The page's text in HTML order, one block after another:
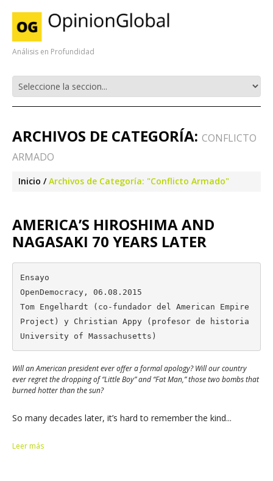
Análisis en Profundidad
ARCHIVOS DE CATEGORÍA: CONFLICTO
ARMADO
Inicio Archivos de Categoría: "Conflicto Armado"
AMERICA’S HIROSHIMA AND
NAGASAKI 70 YEARS LATER
Ensayo
OpenDemocracy, 06.08.2015
Tom Engelhardt (co-fundador del American Empire
Project) y Christian Appy (profesor de historia
University of Massachusetts)
Will an American president ever offer a formal apology? Will our country
ever regret the dropping of “Little Boy” and “Fat Man,” those two bombs that
burned hotter than the sun?
So many decades later, it’s hard to remember the kind...
Leer más